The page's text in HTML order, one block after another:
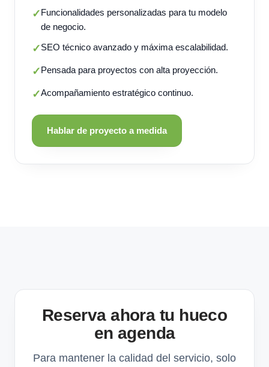
✓Funcionalidades personalizadas para tu modelo
de negocio.
✓SEO técnico avanzado y máxima escalabilidad.
✓Pensada para proyectos con alta proyección.
✓Acompañamiento estratégico continuo.
Hablar de proyecto a medida
Reserva ahora tu hueco
en agenda
Para mantener la calidad del servicio, solo